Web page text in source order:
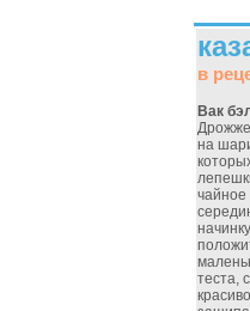
в
Вак
на
теста,